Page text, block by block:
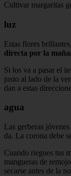
Cultivar margaritas
luz
Estas flores
directa por la
Si los va a pasar el
justo al lado de la
dan a estas
agua
Las gerberas
da. La corona debe
Cuando riegues tus
mangueras de
secarse antes de la